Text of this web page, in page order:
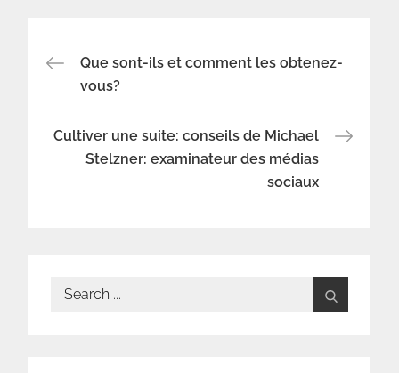
Navigation
de
l’article
Que sont-ils et comment les obtenez-
vous?
Cultiver une suite: conseils de Michael
Stelzner: examinateur des médias
sociaux
Search